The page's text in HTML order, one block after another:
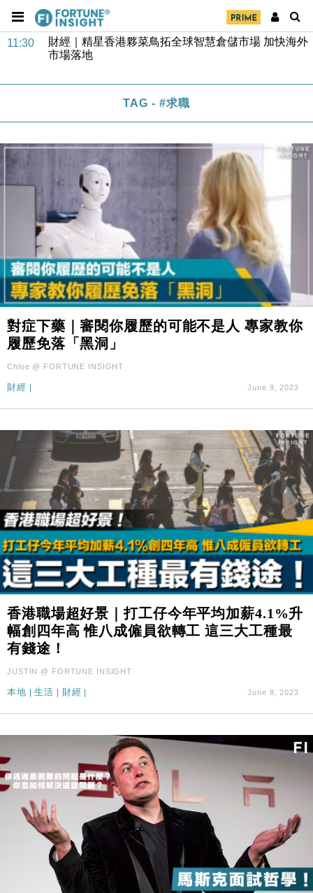
財經｜SA售股自救後再出手 斥4億美元押注未上市公
司
11:30
財經｜精星香港夥菜鳥拓全球智慧倉儲市場 加快海外
市場落地
國際｜特朗普赴洛杉磯高球場活動前 男子攜槍彈被捕
12:30
財經｜香港7月PMI回落至51 企業擴張放慢兼縮減人
11:40
財經｜黑石傳再籌逾360億美元 支援Anthropic租用
Google晶片
財經｜美商務部擬擴大金屬關稅範圍 14類產品或加徵
25%
本地｜新世界K11 9月升級會員制度 增鉑金卡級別鎖
定高消費客群
17:40
財經｜本港6月零售額連升14個月 珠寶鐘錶銷售升勢
最強
16:33
財經｜滙控重啟最多10億美元回購 派息比率目標維持
50%
司
11:30
財經｜精星香港夥菜鳥拓全球智慧倉儲市場 加快海外
14:50
東京半島
13:12
國際｜特朗普赴洛杉磯高球場活動前 男子攜槍彈被捕
12:30
財經｜香港7月PMI回落至51 企業擴張放慢兼縮減人
手
11:40
財經｜黑石傳再籌逾360億美元 支援Anthropic租用
Google晶片
10:57
財經｜美商務部擬擴大金屬關稅範圍 14類產品或加徵
25%
定高消費客群
17:40
財經｜本港6月零售額連升14個月 珠寶鐘錶銷售升勢
最強
16:33
財經｜滙控重啟最多10億美元回購 派息比率目標維持
TAG - #求職
對症下藥｜審閱你履歷的可能不是人 專家教你
履歷免落「黑洞」
Chloe @ FORTUNE INSIGHT
財經 June 9, 2023
香港職場超好景｜打工仔今年平均加薪4.1%升
幅創四年高 惟八成僱員欲轉工 這三大工種最
有錢途！
JUSTIN @ FORTUNE INSIGHT
本地 |生活 | 財經 | June 8, 2023